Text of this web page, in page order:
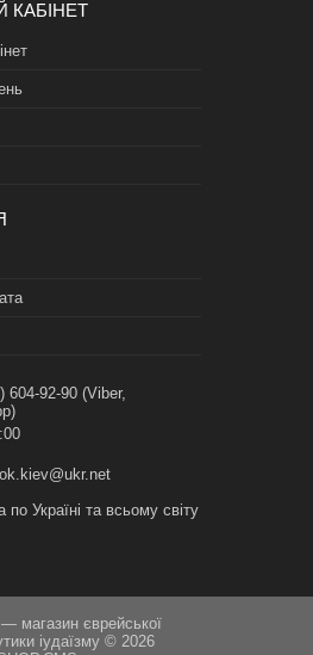
604-92-90 (Viber,
по Україні та всьому світу
магазин єврейської
іудаїзму © 2026